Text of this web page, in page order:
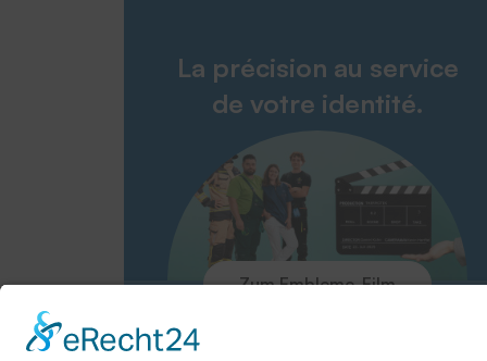
La précision au service
de votre identité.
Zum Embleme-Film